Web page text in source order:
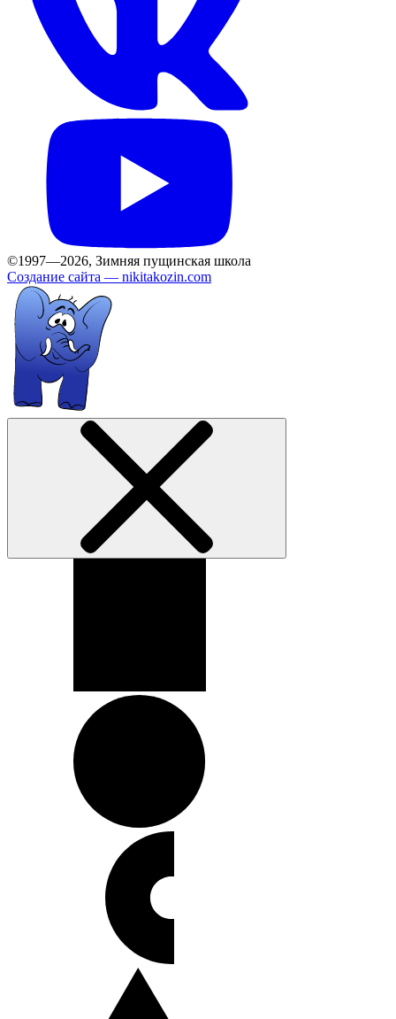
©1997—2026, Зимняя пущинская школа
Создание сайта — nikitakozin.com